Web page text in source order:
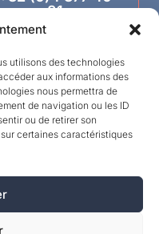
utilisons des technologies
aux informations des
nous permettra de
de navigation ou les ID
ou de retirer son
certaines caractéristiques
81
geregistreerd
International